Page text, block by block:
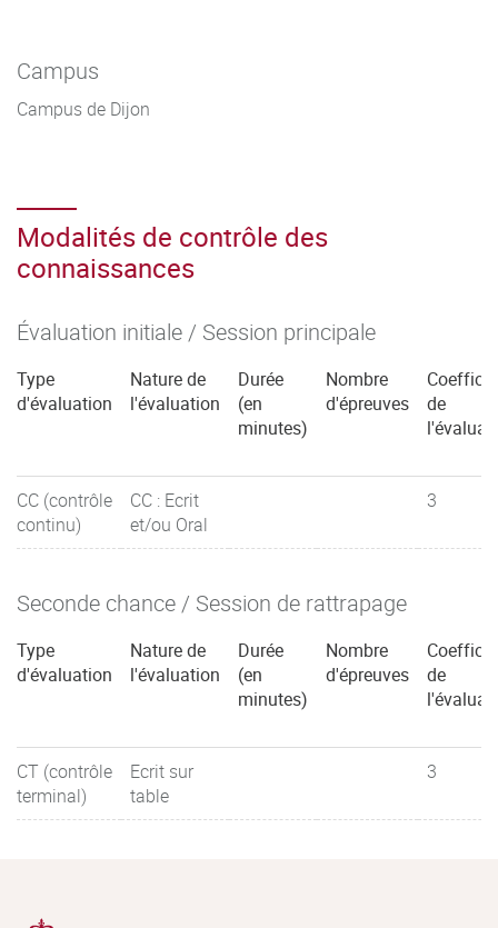
Campus
Campus de Dijon
Modalités de contrôle des
connaissances
Évaluation initiale / Session principale
Type
d'évaluation
Nature de
l'évaluation
Durée
(en
minutes)
Nombre
d'épreuves
de
CC (contrôle
continu)
CC : Ecrit
et/ou Oral
3
Seconde chance / Session de rattrapage
Type
d'évaluation
Nature de
l'évaluation
Durée
(en
minutes)
Nombre
d'épreuves
de
CT (contrôle
terminal)
Ecrit sur
table
3